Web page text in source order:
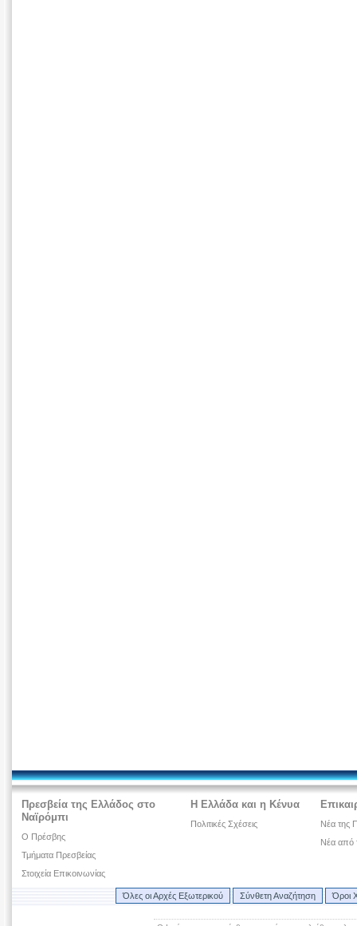
Πρεσβεία της Ελλάδος στο
Ναϊρόμπι
Ο Πρέσβης
Τμήματα Πρεσβείας
Στοιχεία Επικοινωνίας
Η Ελλάδα και η Κένυα
Πολιτικές Σχέσεις
Νέα της
Νέα από
Όλες οι Αρχές Εξωτερικού Σύνθετη Αναζήτηση Όροι